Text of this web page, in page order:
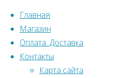
Перейти к содержимому
Главная
Магазин
Оплата. Доставка
Контакты
Карта сайта